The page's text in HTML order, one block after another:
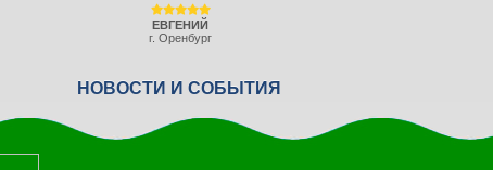
ЕВГЕНИЙ
г. Оренбург
НОВОСТИ И СОБЫТИЯ